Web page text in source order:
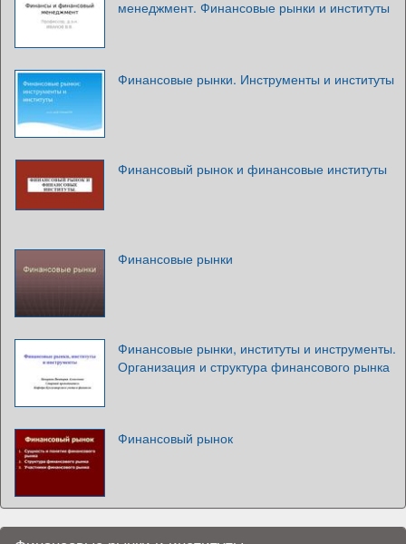
менеджмент. Финансовые рынки и институты
Финансовые рынки. Инструменты и институты
Финансовый рынок и финансовые институты
Финансовые рынки
Финансовые рынки, институты и инструменты.
Организация и структура финансового рынка
Финансовый рынок